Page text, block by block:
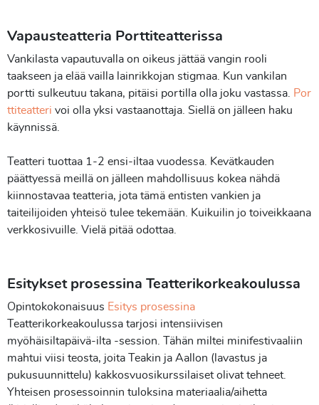
Vapausteatteria Porttiteatterissa
Vankilasta vapautuvalla on oikeus jättää vangin rooli
taakseen ja elää vailla lainrikkojan stigmaa. Kun vankilan
portti sulkeutuu takana, pitäisi portilla olla joku vastassa.
Por
ttiteatteri voi olla yksi vastaanottaja. Siellä on jälleen haku
käynnissä.
Teatteri tuottaa 1-2 ensi-iltaa vuodessa. Kevätkauden
päättyessä meillä on jälleen mahdollisuus kokea nähdä
kiinnostavaa teatteria, jota tämä entisten vankien ja
taiteilijoiden yhteisö tulee tekemään. Kuikuilin jo toiveikkaana
verkkosivuille. Vielä pitää odottaa.
Esitykset prosessina Teatterikorkeakoulussa
Opintokokonaisuus Esitys prosessina
Teatterikorkeakoulussa tarjosi intensiivisen
myöhäisiltapäivä-ilta -session. Tähän miltei minifestivaaliin
mahtui viisi teosta, joita Teakin ja Aallon (lavastus ja
pukusuunnittelu) kakkosvuosikurssilaiset olivat tehneet.
Yhteisen prosessoinnin tuloksina materiaalia/aihetta